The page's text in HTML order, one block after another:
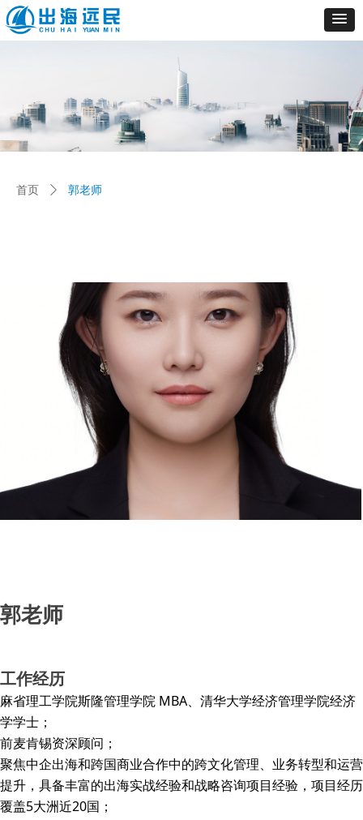
首页 ꄲ 郭老师
郭老师
工作经历
麻省理工学院斯隆管理学院 MBA、清华大学经济管理学院经济
学学士；
前麦肯锡资深顾问；
聚焦中企出海和跨国商业合作中的跨文化管理、业务转型和运营
提升，具备丰富的出海实战经验和战略咨询项目经验，项目经历
覆盖5大洲近20国；